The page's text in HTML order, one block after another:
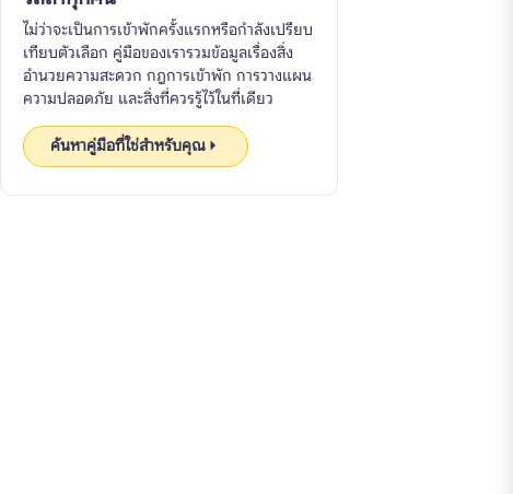
ไม่ว่าจะเป็นการเข้าพักครั้งแรกหรือกำลังเปรียบ
เทียบตัวเลือก คู่มือของเรารวมข้อมูลเรื่องสิ่ง
อำนวยความสะดวก กฎการเข้าพัก การวางแผน
ความปลอดภัย และสิ่งที่ควรรู้ไว้ในที่เดียว
ค้นหาคู่มือที่ใช่สำหรับคุณ